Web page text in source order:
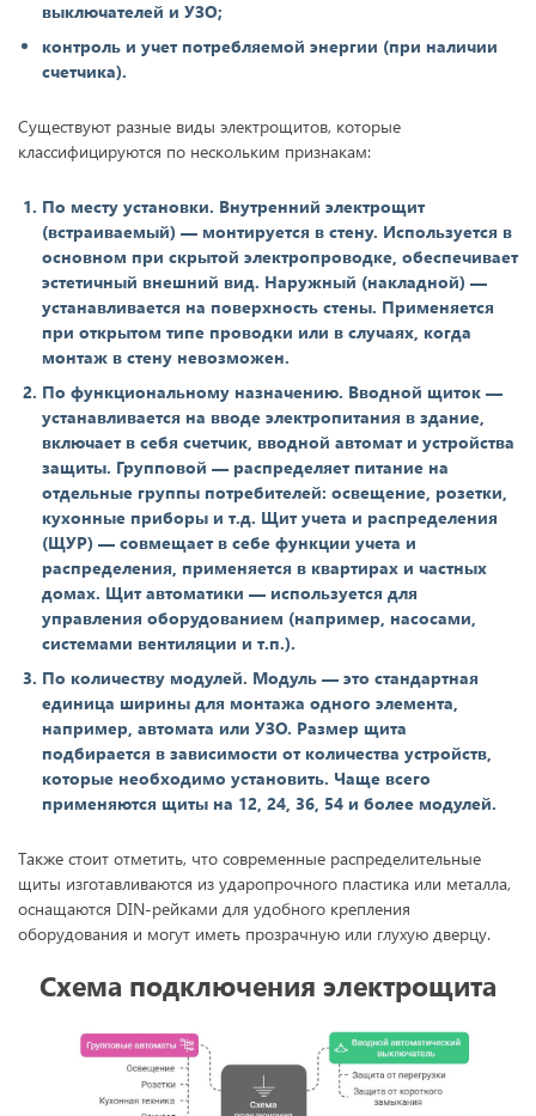
выключателей и УЗО;
контроль и учет потребляемой энергии (при наличии
счетчика).
Существуют разные виды электрощитов, которые
классифицируются по нескольким признакам:
По месту установки. Внутренний электрощит
(встраиваемый) — монтируется в стену. Используется в
основном при скрытой электропроводке, обеспечивает
эстетичный внешний вид. Наружный (накладной) —
устанавливается на поверхность стены. Применяется
при открытом типе проводки или в случаях, когда
монтаж в стену невозможен.
По функциональному назначению. Вводной щиток —
устанавливается на вводе электропитания в здание,
включает в себя счетчик, вводной автомат и устройства
защиты. Групповой — распределяет питание на
отдельные группы потребителей: освещение, розетки,
кухонные приборы и т.д. Щит учета и распределения
(ЩУР) — совмещает в себе функции учета и
распределения, применяется в квартирах и частных
домах. Щит автоматики — используется для
управления оборудованием (например, насосами,
системами вентиляции и т.п.).
По количеству модулей. Модуль — это стандартная
единица ширины для монтажа одного элемента,
например, автомата или УЗО. Размер щита
подбирается в зависимости от количества устройств,
которые необходимо установить. Чаще всего
применяются щиты на 12, 24, 36, 54 и более модулей.
Также стоит отметить, что современные распределительные
щиты изготавливаются из ударопрочного пластика или металла,
оснащаются DIN-рейками для удобного крепления
оборудования и могут иметь прозрачную или глухую дверцу.
Схема подключения электрощита